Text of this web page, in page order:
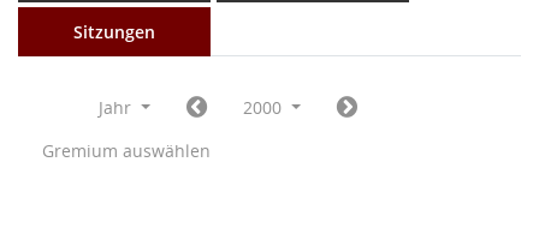
Sitzungen
Jahr
2000
Gremium auswählen